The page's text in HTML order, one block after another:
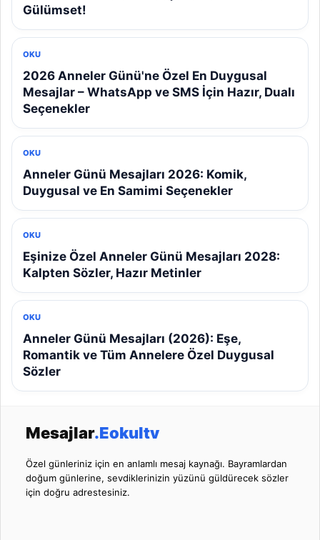
Gülümset!
OKU
2026 Anneler Günü'ne Özel En Duygusal
Mesajlar – WhatsApp ve SMS İçin Hazır, Dualı
Seçenekler
OKU
Anneler Günü Mesajları 2026: Komik,
Duygusal ve En Samimi Seçenekler
OKU
Eşinize Özel Anneler Günü Mesajları 2028:
Kalpten Sözler, Hazır Metinler
OKU
Anneler Günü Mesajları (2026): Eşe,
Romantik ve Tüm Annelere Özel Duygusal
Sözler
Mesajlar.Eokultv
Özel günleriniz için en anlamlı mesaj kaynağı. Bayramlardan
doğum günlerine, sevdiklerinizin yüzünü güldürecek sözler
için doğru adrestesiniz.